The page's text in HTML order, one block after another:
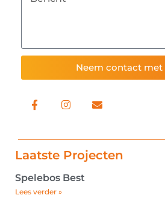
Neem contact
Laatste Projecten
Spelebos Best
Lees verder »